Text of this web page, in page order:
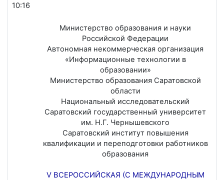
10:16
Министерство образования и науки
Российской Федерации
Автономная некоммерческая организация
«Информационные технологии в
образовании»
Министерство образования Саратовской
области
Национальный исследовательский
Саратовский государственный университет
им. Н.Г. Чернышевского
Саратовский институт повышения
квалификации и переподготовки работников
образования
V ВСЕРОССИЙСКАЯ (С МЕЖДУНАРОДНЫМ